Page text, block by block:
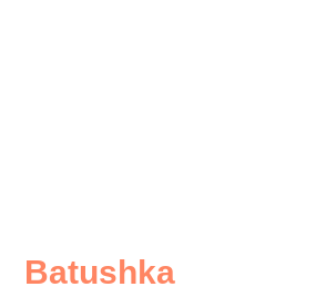
Batushka